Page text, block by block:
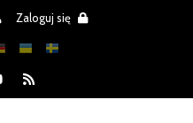
Zaloguj się